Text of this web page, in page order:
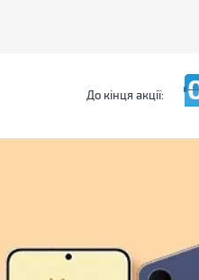
До кінця акції: